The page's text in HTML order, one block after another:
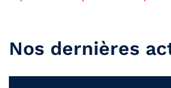
Nos dernières